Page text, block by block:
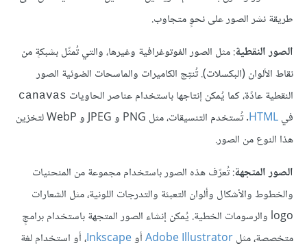
طريقة نشر الصور على نحوٍ متجاوب.
الصور النقطية: مثل الصور الفوتوغرافية وغيرها، والتي تُمثّل بشبكةٍ من
نقاط الألوان (البكسلات). تُنتِج الكاميرات والماسحات الضوئية الصور
النقطية عادًة، كما يُمكن إنتاجها باستخدام عناصر الحاويات canavas
فيHTML
. تُستخدم التنسيقات، مثل PNG و JPEG و WebP لتخزين
هذا النوع من الصور.
الصور المتجهة: تُعرّف هذه الصور باستخدام مجموعة من المنحنيات
والخطوط والأشكال وألوان التعبئة والتدرجات اللونية، مثل الشعارات
logo والرسومات الخطية. يُمكن إنشاء الصور المتجهة باستخدام برامجٍ
متخصصة، مثلAdobe IllustratorأوInkscape، أو استخدام لغة